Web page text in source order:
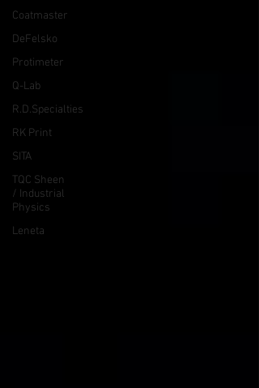
Coatmaster
DeFelsko
Protimeter
Q-Lab
R.D.Specialties
RK Print
SITA
TQC Sheen
/ Industrial
Physics
Leneta